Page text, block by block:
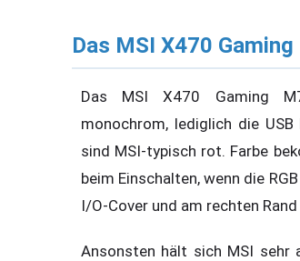
Das MSI X470
Das MSI X470 Gaming
monochrom, lediglich die
sind MSI-typisch rot. Farbe
beim Einschalten, wenn die
I/O-Cover und am rechten
Ansonsten hält sich MSI sehr